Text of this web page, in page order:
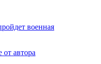
военная
автора